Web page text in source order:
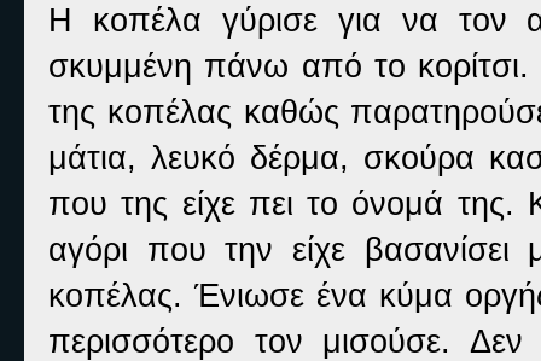
Η κοπέλα γύρισε για να τον
σκυμμένη πάνω από το
της κοπέλας καθώς
μάτια, λευκό δέρμα, σκούρα
που της είχε πει το όνομά της.
αγόρι που την είχε
κοπέλας. Ένιωσε ένα κύμα
περισσότερο τον μισούσε.